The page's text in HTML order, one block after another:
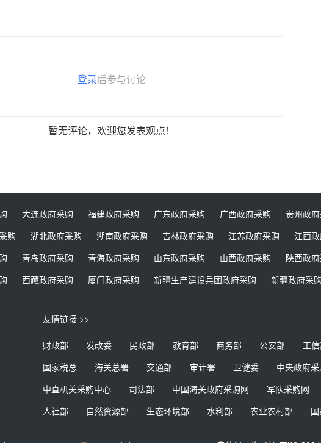
登录后参与讨论
暂无评论，欢迎您发表观点！
大连政府采购 福建政府采购 广东政府采购 广西政府采购 贵州政
购 湖北政府采购 湖南政府采购 吉林政府采购 江苏政府采购 江西
青岛政府采购 青海政府采购 山东政府采购 山西政府采购 陕西政
西藏政府采购 厦门政府采购 新疆生产建设兵团政府采购 新疆政府采购
友情链接 >>
财政部 发改委 民政部 教育部 商务部 公安部 工
国家税总
海关总署 交通部 审计署 卫健委
中央政府
中直机关采购中心
司法部 中国海关政府采购网 军队采购网
人社部
自然资源部 生态环境部 水利部 农业农村部